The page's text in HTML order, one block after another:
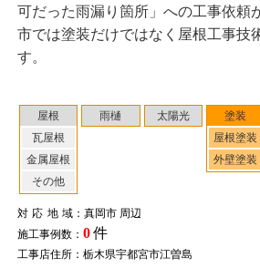
屋根
瓦屋根
金属屋根
その他
雨樋 太陽光
塗装
屋根塗装
外壁塗装
対応地域：真岡市 周辺
施工事例数： 0件
工事店住所：栃木県宇都宮市江曽島
可だった雨漏り箇所」への工事依頼
市では塗装だけではなく屋根工事技
す。